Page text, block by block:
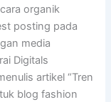
organik
posting pada
media
Digitals
artikel “Tren
blog fashion